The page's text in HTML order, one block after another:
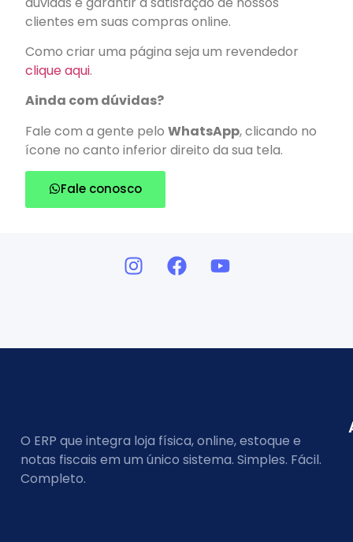
clientes em suas compras online.
Como criar uma página seja um revendedor
clique aqui.
Ainda com dúvidas?
Fale com a gente pelo WhatsApp, clicando no
ícone no canto inferior direito da sua tela.
Fale conosco
O ERP que integra loja física, online, estoque e
notas fiscais em um único sistema. Simples. Fácil.
Completo.